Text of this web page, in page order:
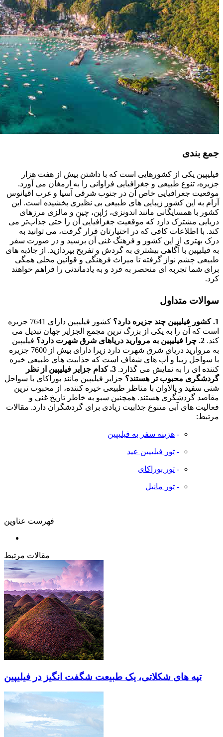
جمع ‌بندی
فیلیپین یکی از کشورهایی است که با داشتن بیش از هفت هزار
جزیره، تنوع طبیعی و جغرافیایی فراوانی را به ارمغان می‌ آورد.
موقعیت جغرافیایی خاص آن در جنوب شرقی آسیا و غرب اقیانوس
آرام به این کشور زیبایی ‌های طبیعی بی ‌نظیری بخشیده است. این
کشور با همسایگانی مانند اندونزی، ژاپن، چین و مالزی مرزهای
دریایی مشترک دارد که موقعیت جغرافیایی آن را حتی جذاب‌تر می
‌کند. با اطلاعات کافی که در اختیارتان قرار گرفت، می ‌توانید به
درک بهتری از این کشور و فرهنگ غنی آن برسید و در صورت سفر
به فیلیپین با آگاهی بیشتری به گردش و تفریح بپردازید. از جاذبه ‌های
طبیعی چشم نواز گرفته تا میراث فرهنگی و قوانین محلی همگی
برای شما تجربه ‌ای منحصر به فرد و به ‌یادماندنی را فراهم خواهند
کرد.
سوالات متداول
1. کشور فیلیپین چند جزیره دارد؟
کشور فیلیپین دارای 7641 جزیره
است که آن را به یکی از بزرگ ترین مجمع ‌الجزایر جهان تبدیل می
‌کند. 2. چرا فیلیپین به مروارید دریاهای شرق شهرت دارد؟
فیلیپین
به مروارید دریای شرق شهرت دارد زیرا دارای بیش از 7600 جزیره
با سواحل زیبا و آب‌ های شفاف است که جذابیت ‌های طبیعی خیره‌
کننده ‌ای را به نمایش می‌ گذارد.
3. کدام جزایر فیلیپین از نظر
گردشگری محبوب ‌تر هستند؟ جزایر فیلیپین مانند بوراکای با سواحل
شنی سفید و پالاوان با مناظر طبیعی خیره‌ کننده، از محبوب ‌ترین
مقاصد گردشگری هستند. همچنین سبو به خاطر تاریخ غنی و
فعالیت‌ های آبی متنوع جذابیت زیادی برای گردشگران دارد. مقالات
مرتبط:
- هزینه سفر به فیلیپین
- تور فیلیپین عید
- تور بوراکای
- تور مانیل
فهرست عناوین
مقالات مرتبط
تپه های شکلاتی، یک طبیعت شگفت انگیز در فیلیپین